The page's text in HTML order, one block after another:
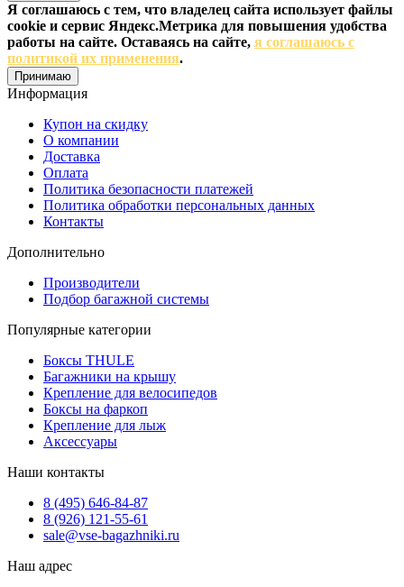
Я соглашаюсь с тем, что владелец сайта использует файлы
cookie и сервис Яндекс.Метрика для повышения удобства
работы на сайте. Оставаясь на сайте, я соглашаюсь с
политикой их применения.
Принимаю
Информация
Купон на скидку
О компании
Доставка
Оплата
Политика безопасности платежей
Политика обработки персональных данных
Контакты
Дополнительно
Производители
Подбор багажной системы
Популярные категории
Боксы THULE
Багажники на крышу
Крепление для велосипедов
Боксы на фаркоп
Крепление для лыж
Аксессуары
Наши контакты
8 (495) 646-84-87
8 (926) 121-55-61
sale@vse-bagazhniki.ru
Наш адрес